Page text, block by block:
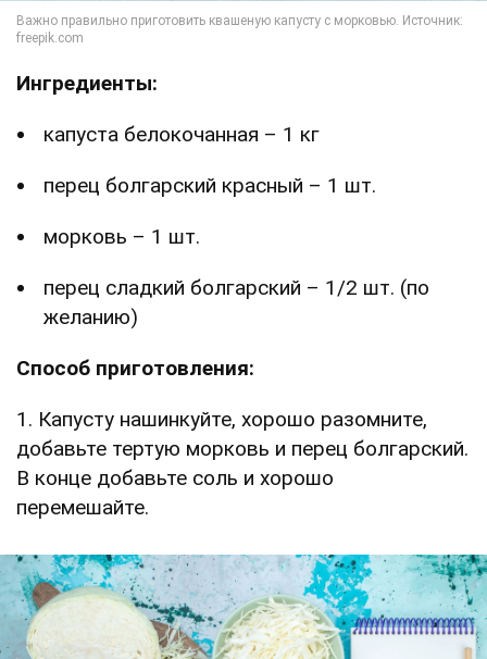
Ингредиенты:
капуста белокочанная – 1 кг
перец болгарский красный – 1 шт.
морковь – 1 шт.
перец сладкий болгарский – 1/2 шт. (по
желанию)
Способ приготовления:
1. Капусту нашинкуйте, хорошо разомните,
добавьте тертую морковь и перец болгарский.
В конце добавьте соль и хорошо
перемешайте.